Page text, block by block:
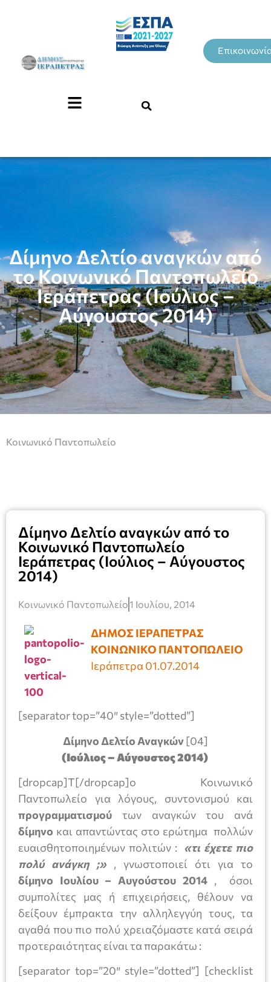
Δίμηνο Δελτίο αναγκών από
το Κοινωνικό Παντοπωλείο
Ιεράπετρας (Ιούλιος –
Αύγουστος 2014)
Κοινωνικό Παντοπωλείο
Δίμηνο Δελτίο αναγκών από το
Κοινωνικό Παντοπωλείο
Ιεράπετρας (Ιούλιος – Αύγουστος
2014)
Κοινωνικό Παντοπωλείο1 Ιουλίου, 2014
ΔΗΜΟΣ ΙΕΡΑΠΕΤΡΑΣ
ΚΟΙΝΩΝΙΚΟ ΠΑΝΤΟΠΩΛΕΙΟ
Ιεράπετρα 01.07.2014
[separator top=”40″ style=”dotted”]
Δίμηνο Δελτίο Αναγκών[04]
(Ιούλιος – Αύγουστος 2014)
[dropcap]Τ[/dropcap]ο Κοινωνικό
Παντοπωλείο για λόγους, συντονισμού και
προγραμματισμού των αναγκών του ανά
δίμηνο και απαντώντας στο ερώτημα πολλών
ευαισθητοποιημένων πολιτών : «τι έχετε πιο
πολύ ανάγκη ;», γνωστοποιεί ότι για το
δίμηνο Ιουλίου – Αυγούστου 2014, όσοι
συμπολίτες μας ή επιχειρήσεις, θέλουν να
δείξουν έμπρακτα την αλληλεγγύη τους, τα
αγαθά που πιο πολύ χρειαζόμαστε κατά σειρά
προτεραιότητας είναι τα παρακάτω :
[separator top=”20″ style=”dotted”] [checklist